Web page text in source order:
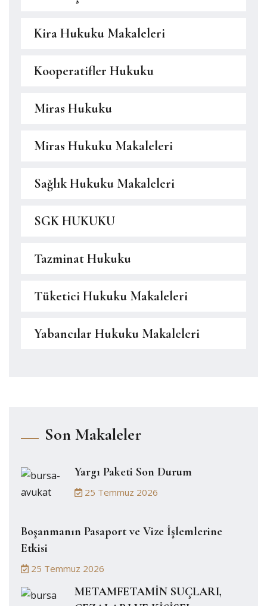
Kira Hukuku Makaleleri
Kooperatifler Hukuku
Miras Hukuku
Miras Hukuku Makaleleri
Sağlık Hukuku Makaleleri
SGK HUKUKU
Tazminat Hukuku
Tüketici Hukuku Makaleleri
Yabancılar Hukuku Makaleleri
Son Makaleler
Yargı Paketi Son Durum
25 Temmuz 2026
Boşanmanın Pasaport ve Vize İşlemlerine
Etkisi
25 Temmuz 2026
METAMFETAMİN SUÇLARI,